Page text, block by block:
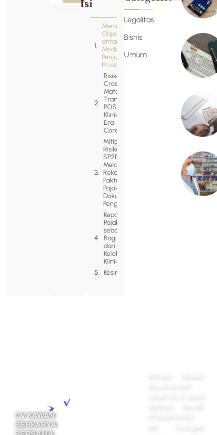
Memisahkan
Objek Pajak
antara Jasa
Medis dan
Penjualan
Produk
Risiko
Cross-
Matching
Transaksi
POS Kasir
Klinik di
Era
Coretax
Mitigasi
Risiko
SP2DK
Melalui
Rekonsiliasi
Faktur
Pajak dan
Dokumen
Pengadaan
Kepatuhan
Pajak
sebagai
Bagian
dari Tata
Kelola
Klinik
Kesimpulan
Legalitas
Bisnis
Umum
CV KAWAN
BERKARYA
BERSAMA
Phone :0878-